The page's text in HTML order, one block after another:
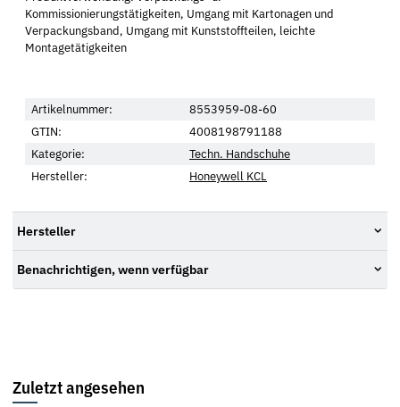
Kommissionierungstätigkeiten, Umgang mit Kartonagen und
Verpackungsband, Umgang mit Kunststoffteilen, leichte
Montagetätigkeiten
Artikelnummer:
8553959-08-60
GTIN:
4008198791188
Kategorie:
Techn. Handschuhe
Hersteller:
Honeywell KCL
Hersteller
Benachrichtigen, wenn verfügbar
Zuletzt angesehen